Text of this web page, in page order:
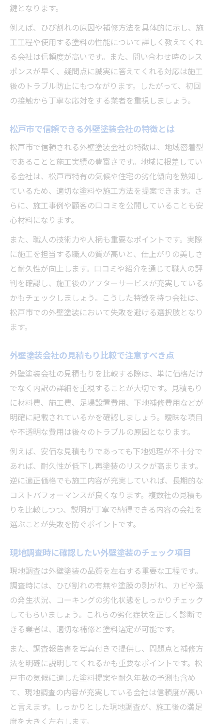
鍵となります。
例えば、ひび割れの原因や補修方法を具体的に示し、施
工工程や使用する塗料の性能について詳しく教えてくれ
る会社は信頼度が高いです。また、問い合わせ時のレス
ポンスが早く、疑問点に誠実に答えてくれる対応は施工
後のトラブル防止にもつながります。したがって、初回
の接触から丁寧な応対をする業者を重視しましょう。
松戸市で信頼できる外壁塗装会社の特徴とは
松戸市で信頼される外壁塗装会社の特徴は、地域密着型
であることと施工実績の豊富さです。地域に根差してい
る会社は、松戸市特有の気候や住宅の劣化傾向を熟知し
ているため、適切な塗料や施工方法を提案できます。さ
らに、施工事例や顧客の口コミを公開していることも安
心材料になります。
また、職人の技術力や人柄も重要なポイントです。実際
に施工を担当する職人の質が高いと、仕上がりの美しさ
と耐久性が向上します。口コミや紹介を通じて職人の評
判を確認し、施工後のアフターサービスが充実している
かもチェックしましょう。こうした特徴を持つ会社は、
松戸市での外壁塗装において失敗を避ける選択肢となり
ます。
外壁塗装会社の見積もり比較で注意すべき点
外壁塗装会社の見積もりを比較する際は、単に価格だけ
でなく内訳の詳細を重視することが大切です。見積もり
に材料費、施工費、足場設置費用、下地補修費用などが
明確に記載されているかを確認しましょう。曖昧な項目
や不透明な費用は後々のトラブルの原因となります。
例えば、安価な見積もりであっても下地処理が不十分で
あれば、耐久性が低下し再塗装のリスクが高まります。
逆に適正価格でも施工内容が充実していれば、長期的な
コストパフォーマンスが良くなります。複数社の見積も
りを比較しつつ、説明が丁寧で納得できる内容の会社を
選ぶことが失敗を防ぐポイントです。
現地調査時に確認したい外壁塗装のチェック項目
現地調査は外壁塗装の品質を左右する重要な工程です。
調査時には、ひび割れの有無や塗膜の剥がれ、カビや藻
の発生状況、コーキングの劣化状態をしっかりチェック
してもらいましょう。これらの劣化症状を正しく診断で
きる業者は、適切な補修と塗料選定が可能です。
また、調査報告書を写真付きで提供し、問題点と補修方
法を明確に説明してくれるかも重要なポイントです。松
戸市の気候に適した塗料提案や耐久年数の予測も含め
て、現地調査の内容が充実している会社は信頼度が高い
と言えます。しっかりとした現地調査が、施工後の満足
度を大きく左右します。